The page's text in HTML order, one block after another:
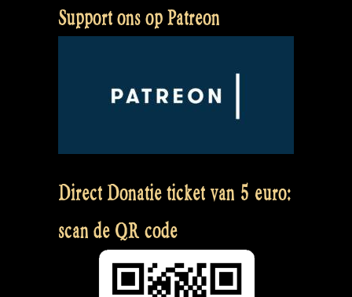
Support ons op Patreon
Direct Donatie ticket van 5 euro:
scan de QR code